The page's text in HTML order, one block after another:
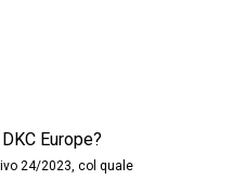
Europe?
24/2023, col quale